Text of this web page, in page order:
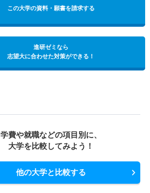
この大学の資料・願書を請求する
進研ゼミなら
志望大に合わせた対策ができる！
学費や就職などの項目別に、
大学を比較してみよう！
他の大学と比較する